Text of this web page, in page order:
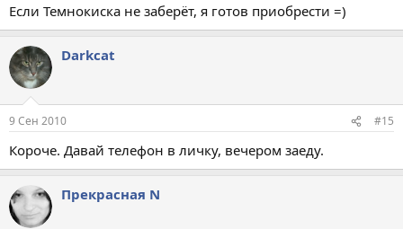
Если Темнокиска не заберёт, я готов приобрести =)
Darkcat
9 Сен 2010 #15
Короче. Давай телефон в личку, вечером заеду.
Прекрасная N